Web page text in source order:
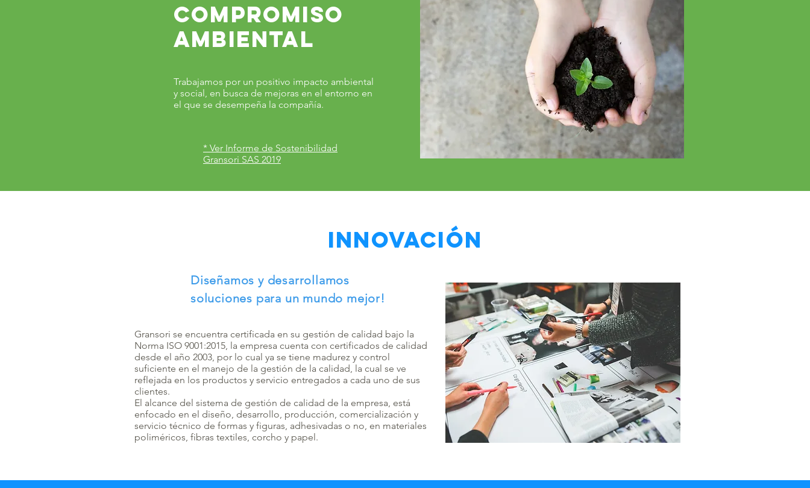
compromiso
ambiental
Trabajamos por un positivo impacto ambiental
y social, en busca de mejoras en el entorno en
el que se desempeña la compañía.
* Ver Informe de Sostenibilidad
Gransori SAS 2019
innovación
Diseñamos y desarrollamos
soluciones para un mundo mejor!
Gransori se encuentra certificada en su gestión de calidad bajo la
Norma ISO 9001:2015, la empresa cuenta con certificados de calidad
desde el año 2003, por lo cual ya se tiene madurez y control
suficiente en el manejo de la gestión de la calidad, la cual se ve
reflejada en los productos y servicio entregados a cada uno de sus
clientes.
El alcance del sistema de gestión de calidad de la empresa, está
enfocado en el diseño, desarrollo, producción, comercialización y
servicio técnico de formas y figuras, adhesivadas o no, en materiales
poliméricos, fibras textiles, corcho y papel.